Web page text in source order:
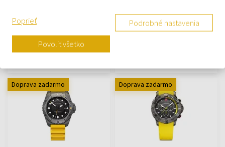
Hodinky - Muži
Odošleme do 13.08.
Doprava zadarmo Doprava zadarmo
Poprieť Podrobné nastavenia
Povoliť všetko